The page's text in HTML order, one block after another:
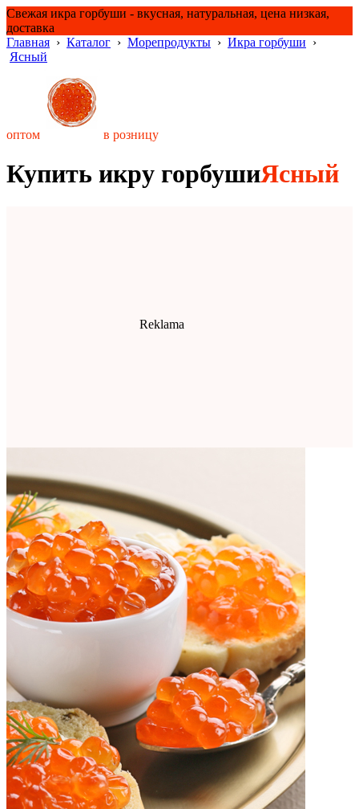
Свежая икра горбуши - вкусная, натуральная, цена низкая,
доставка
Главная › Каталог › Морепродукты › Икра горбуши ›
Ясный
оптом в розницу
Купить икру горбушиЯсный